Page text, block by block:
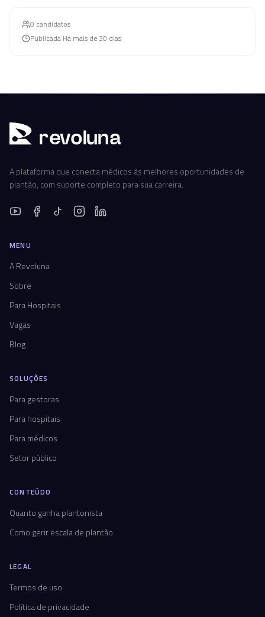
0 candidatos
Publicada Ha mais de 30 dias
revoluna
A plataforma que conecta médicos às melhores oportunidades de
plantão, com suporte completo para sua carreira.
MENU
A Revoluna
Sobre
Para Hospitais
Vagas
Blog
SOLUÇÕES
Para gestoras
Para hospitais
Para médicos
Setor público
CONTEÚDO
Quanto ganha plantonista
Como gerir escala de plantão
LEGAL
Termos de uso
Política de privacidade